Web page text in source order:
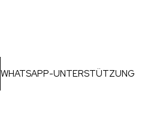
WHATSAPP-UNTERSTÜTZUNG